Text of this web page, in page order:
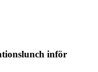
inför